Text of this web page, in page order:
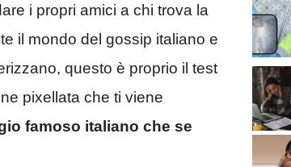
i propri amici a chi trova la
il mondo del gossip italiano e
questo è proprio il test
pixellata che ti viene
famoso italiano che se